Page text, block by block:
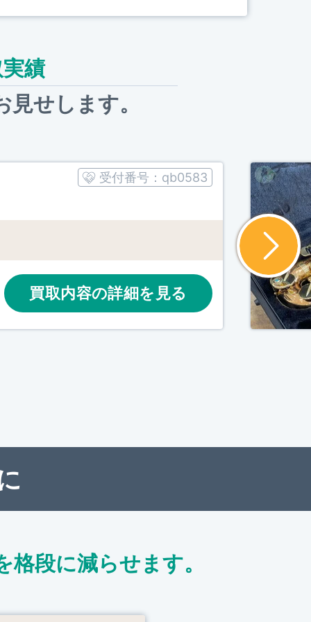
績
見せします。
受付番号： qb0583
買取内容の詳細を見る
格段に減らせます。